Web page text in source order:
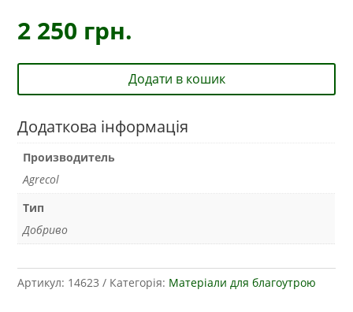
2 250 грн.
Додати в кошик
Додаткова інформація
Производитель
Agrecol
Тип
Добриво
Артикул: 14623 Категорія: Матеріали для благоутрою